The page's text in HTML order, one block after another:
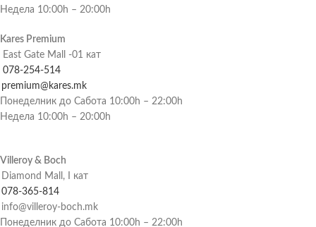
Недела 10:00h – 20:00h
Kares Premium
East Gate Mall -01 кат
078-254-514
premium@kares.mk
Понеделник до Сабота 10:00h – 22:00h
Недела 10:00h – 20:00h
Villeroy & Boch
Diamond Mall, I кат
078-365-814
info@villeroy-boch.mk
Понеделник до Сабота 10:00h – 22:00h